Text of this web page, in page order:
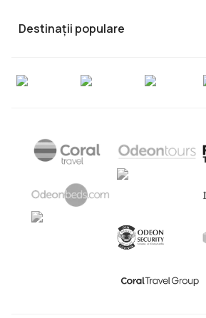
Destinații populare